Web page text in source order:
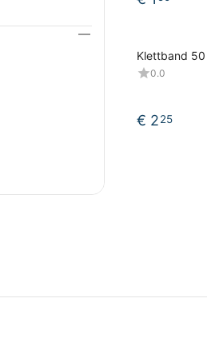
Klettband
Seite, Haken
0.0
€ 225